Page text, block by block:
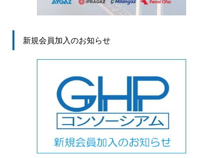
新規会員加入のお知らせ